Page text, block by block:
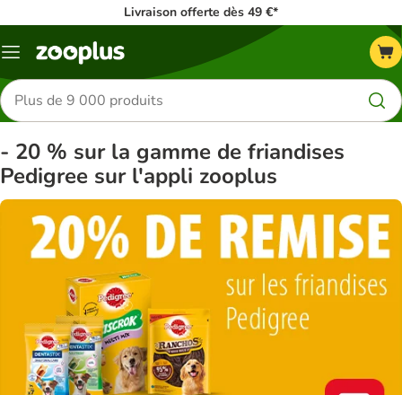
Livraison offerte dès 49 €*
Menu
Rechercher
des
produits
- 20 % sur la gamme de friandises
Pedigree sur l'appli zooplus